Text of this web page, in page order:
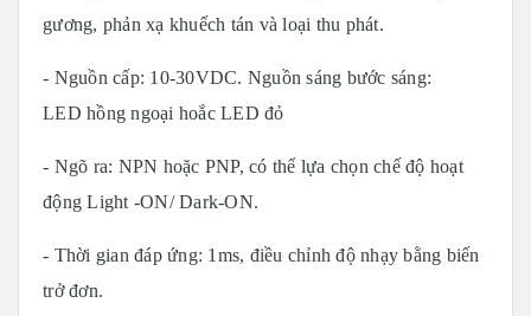
gương, phản xạ khuếch tán và loại thu phát.
- Nguồn cấp: 10-30VDC. Nguồn sáng bước sáng:
LED hồng ngoại hoắc LED đỏ
- Ngõ ra: NPN hoặc PNP, có thể lựa chọn chế độ hoạt
động Light -ON/ Dark-ON.
- Thời gian đáp ứng: 1ms, điều chỉnh độ nhạy bằng biến
trở đơn.